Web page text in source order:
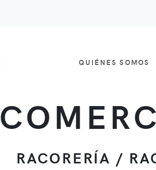
QUIÉNES SOMOS
RACORERÍA /